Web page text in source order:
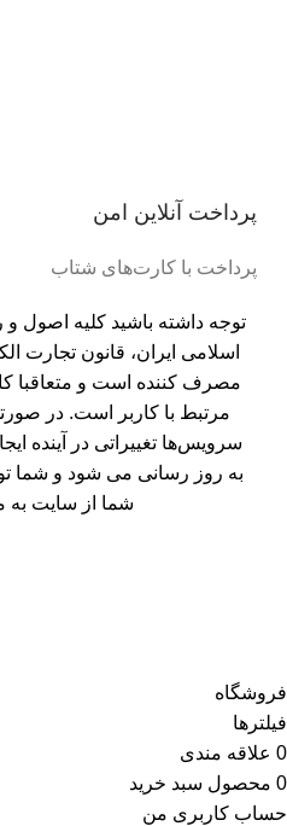
پرداخت آنلاین امن
پرداخت با کارت‌های شتاب
توجه داشته باشید کلیه اصول و
اسلامی ایران، قانون تجارت
مصرف کننده است و متعاقبا
مرتبط با کاربر است. در
سرویس‏‌ها تغییراتی در آینده
به روز رسانی می شود و شما
شما از سایت به
فروشگاه
فیلترها
0 علاقه مندی
0 محصول سبد خرید
حساب کاربری من